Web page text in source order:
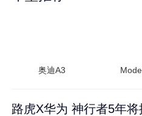
奥迪A3
路虎X华为 神行者5年